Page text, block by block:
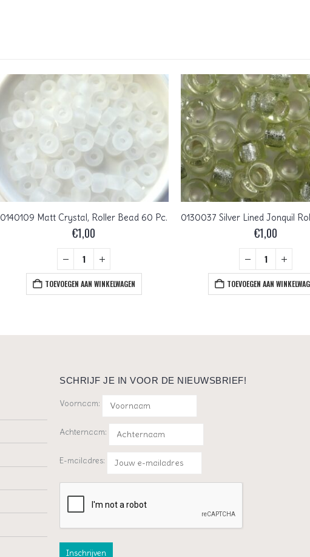
0140109 Matt Crystal, Roller Bead 60 Pc.
€1,00
TOEVOEGEN AAN WINKELWAGEN
€1,00
TOEVOEGEN AAN
SCHRIJF JE IN VOOR DE NIEUWSBRIEF!
Voornaam:
Achternaam:
E-mailadres: